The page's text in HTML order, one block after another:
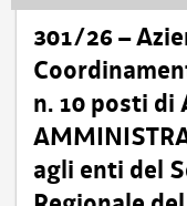
301/26 –
n. 10 posti di
agli enti del